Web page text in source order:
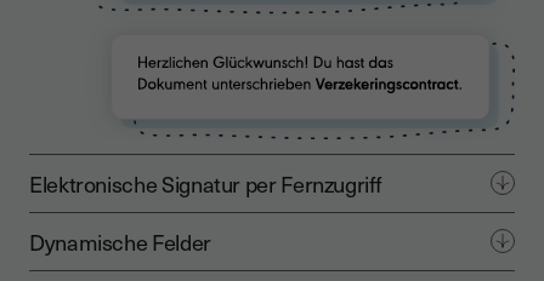
Elektronische Signatur per Fernzugriff
Dynamische Felder